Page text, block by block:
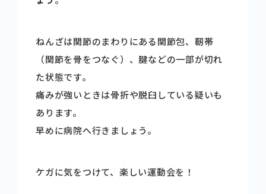
ねんざは関節のまわりにある関節包、靭帯
（関節を骨をつなぐ）、腱などの一部が切れ
た状態です。
痛みが強いときは骨折や脱臼している疑いも
あります。
早めに病院へ行きましょう。
ケガに気をつけて、楽しい運動会を！